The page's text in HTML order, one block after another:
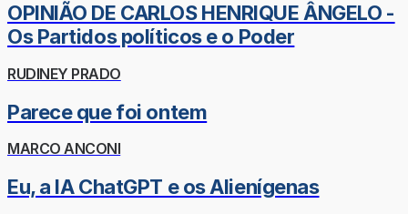
OPINIÃO DE CARLOS HENRIQUE ÂNGELO -
Os Partidos políticos e o Poder
RUDINEY PRADO
Parece que foi ontem
MARCO ANCONI
Eu, a IA ChatGPT e os Alienígenas